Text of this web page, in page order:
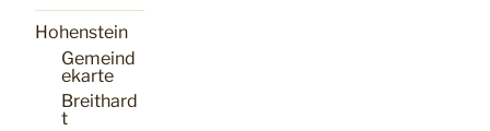
Hohenstein
Gemeind
ekarte
Breithard
t